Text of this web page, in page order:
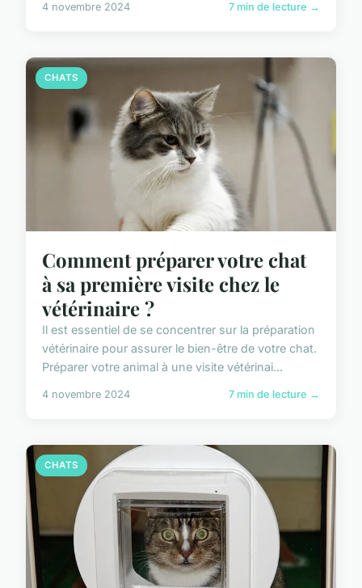
4 novembre 2024 7 min de lecture →
CHATS
Comment préparer votre chat
à sa première visite chez le
vétérinaire ?
Il est essentiel de se concentrer sur la préparation
vétérinaire pour assurer le bien-être de votre chat.
Préparer votre animal à une visite vétérinai...
4 novembre 2024 7 min de lecture →
CHATS